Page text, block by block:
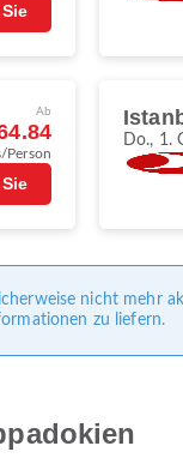
Ab
Person
Do., 1.
nicht mehr
zu liefern.